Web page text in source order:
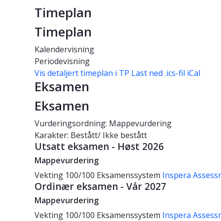
Timeplan
Timeplan
Kalendervisning
Periodevisning
Vis detaljert timeplan i TP Last ned .ics-fil iCal
Eksamen
Eksamen
Vurderingsordning: Mappevurdering
Karakter: Bestått/ Ikke bestått
Utsatt eksamen - Høst 2026
Mappevurdering
Vekting 100/100 Eksamenssystem Inspera
Ordinær eksamen - Vår 2027
Mappevurdering
Vekting 100/100 Eksamenssystem Inspera